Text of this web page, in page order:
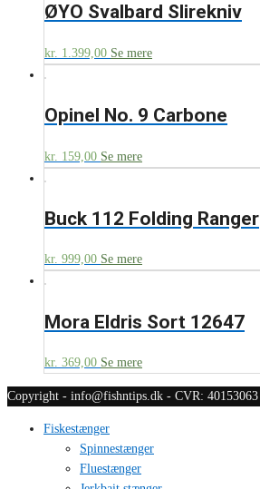
ØYO Svalbard Slirekniv
kr. 1.399,00 Se mere
Opinel No. 9 Carbone
kr. 159,00 Se mere
Buck 112 Folding Ranger
kr. 999,00 Se mere
Mora Eldris Sort 12647
kr. 369,00 Se mere
Copyright - info@fishntips.dk - CVR: 40153063
Fiskestænger
Spinnestænger
Fluestænger